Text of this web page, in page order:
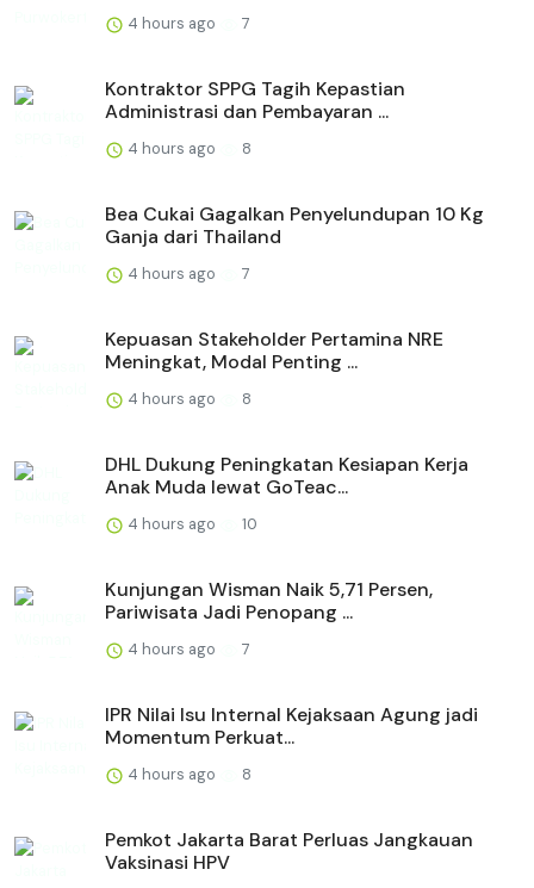
4 hours ago 7
Kontraktor SPPG Tagih Kepastian
Administrasi dan Pembayaran ...
4 hours ago 8
Bea Cukai Gagalkan Penyelundupan 10 Kg
Ganja dari Thailand
4 hours ago 7
Kepuasan Stakeholder Pertamina NRE
Meningkat, Modal Penting ...
4 hours ago 8
DHL Dukung Peningkatan Kesiapan Kerja
Anak Muda lewat GoTeac...
4 hours ago 10
Kunjungan Wisman Naik 5,71 Persen,
Pariwisata Jadi Penopang ...
4 hours ago 7
IPR Nilai Isu Internal Kejaksaan Agung jadi
Momentum Perkuat...
4 hours ago 8
Pemkot Jakarta Barat Perluas Jangkauan
Vaksinasi HPV